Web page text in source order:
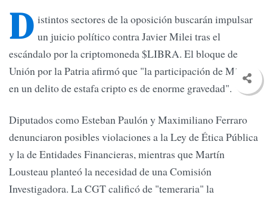
D istintos sectores de la oposición buscarán impulsar
un juicio político contra Javier Milei tras el
escándalo por la criptomoneda $LIBRA. El bloque de
Unión por la Patria afirmó que "la participación de Milei
en un delito de estafa cripto es de enorme gravedad".
Diputados como Esteban Paulón y Maximiliano Ferraro
denunciaron posibles violaciones a la Ley de Ética Pública
y la de Entidades Financieras, mientras que Martín
Lousteau planteó la necesidad de una Comisión
Investigadora. La CGT calificó de "temeraria" la